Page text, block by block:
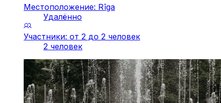
Местоположение: Rīga
Удалённо
Участники: от 2 до 2 человек
2 человек